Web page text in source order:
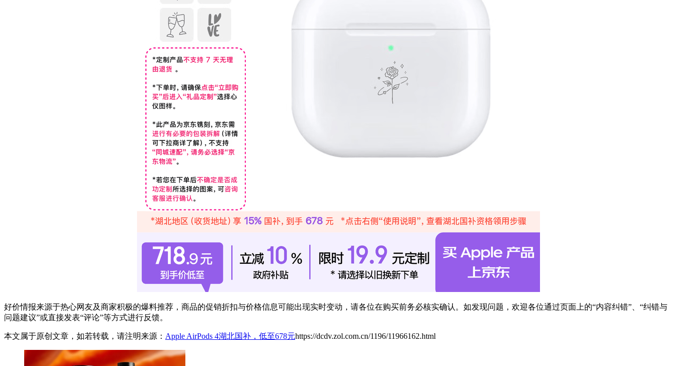
好价情报来源于热心网友及商家积极的爆料推荐，商品的促销折扣与价格信息可能出现实时变动，请各位在购买前务必核实确认。如发现问题，欢迎各位通过页面上的“内容纠错”、“纠错与
问题建议”或直接发表“评论”等方式进行反馈。
本文属于原创文章，如若转载，请注明来源： Apple AirPods 4湖北国补，低至678元https://dcdv.zol.com.cn/1196/11966162.html